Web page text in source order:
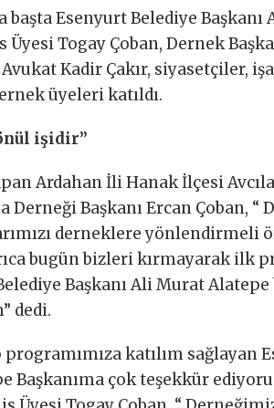
başta Esenyurt Belediye Başkanı
Togay Çoban, Dernek
Kadir Çakır, siyasetçiler,
üyeleri katıldı.
işidir”
Ardahan İli Hanak İlçesi
Derneği Başkanı Ercan Çoban,
derneklere yönlendirmeli
bugün bizleri kırmayarak ilk
Başkanı Ali Murat Alatepe
dedi.
katılım sağlayan
Başkanıma çok teşekkür